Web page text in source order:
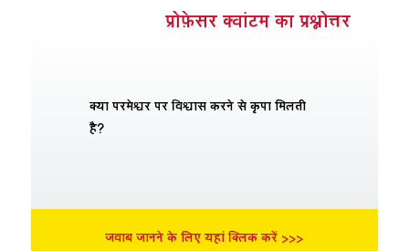
प्रोफ़ेसर क्वांटम का प्रश्नोत्तर
क्या परमेश्वर पर विश्वास करने से कृपा मिलती
है?
जवाब जानने के लिए यहां क्लिक करें >>>